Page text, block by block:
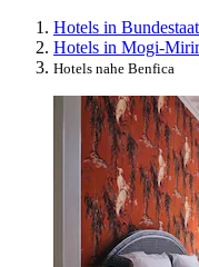
Hotels in
Hotels in Mogi-
Hotels nahe Benfica